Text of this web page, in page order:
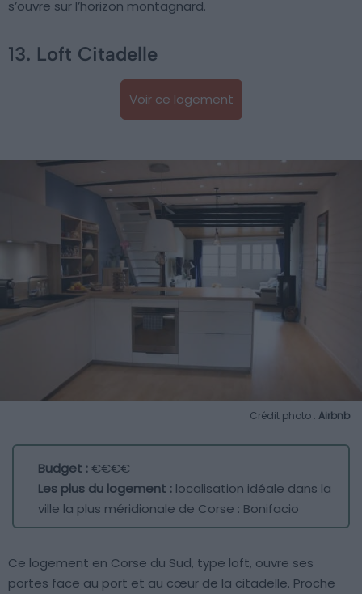
s’ouvre sur l’horizon montagnard.
13. Loft Citadelle
Voir ce logement
Crédit photo : Airbnb
Budget :€€€€
Les plus du logement : localisation idéale dans la
ville la plus méridionale de Corse : Bonifacio
Ce logement en Corse du Sud, type loft, ouvre ses
portes face au port et au cœur de la citadelle. Proche